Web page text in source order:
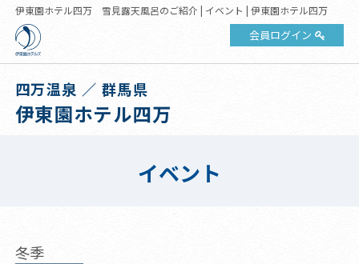
伊東園ホテル四万 雪見露天風呂のご紹介 | イベント | 伊東園ホテル四万
会員ログイン
四万温泉 ／ 群馬県
伊東園ホテル四万
イベント
冬季